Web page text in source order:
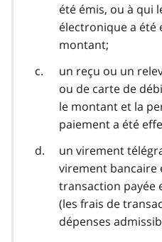
été émis, ou à qui
électronique a été
montant;
un reçu ou un
ou de carte de
le montant et la
paiement a été
un virement
virement bancaire
transaction payée
(les frais de
dépenses